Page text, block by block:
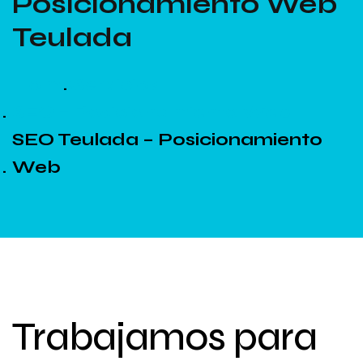
Teulada
Home
SEO Teulada – Posicionamiento
Web
Trabajamos para